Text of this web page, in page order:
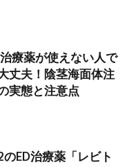
治療薬が使えない人で
丈夫！陰茎海面体注
実態と注意点
のED治療薬「レビト